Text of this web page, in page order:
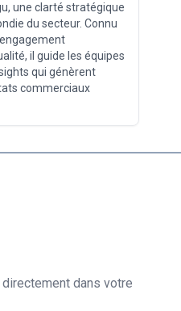
une clarté stratégique
du secteur. Connu
il guide les équipes
qui génèrent
commerciaux
dans votre